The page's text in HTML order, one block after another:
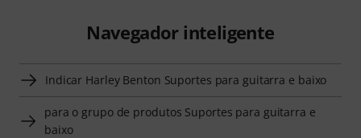
Navegador inteligente
Indicar Harley Benton Suportes para guitarra e baixo
para o grupo de produtos Suportes para guitarra e
baixo